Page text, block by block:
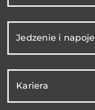
Jedzenie i napoje
Kariera